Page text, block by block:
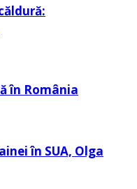
în România
în SUA, Olga